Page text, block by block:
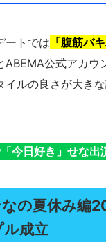
ートでは 「腹筋バ
ABEMA公式アカウ
イルの良さが大き
今日好き」せな出
の夏休み編
成立